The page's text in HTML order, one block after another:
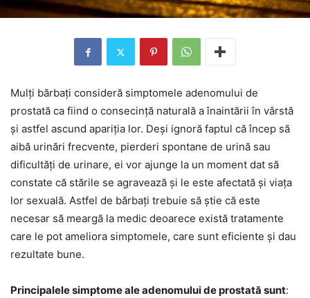
Mulți bărbați consideră simptomele adenomului de
prostată ca fiind o consecință naturală a înaintării în vârstă
și astfel ascund apariția lor. Deși ignoră faptul că încep să
aibă urinări frecvente, pierderi spontane de urină sau
dificultăți de urinare, ei vor ajunge la un moment dat să
constate că stările se agravează și le este afectată și viața
lor sexuală. Astfel de bărbați trebuie să știe că este
necesar să meargă la medic deoarece există tratamente
care le pot ameliora simptomele, care sunt eficiente și dau
rezultate bune.
Principalele simptome ale adenomului de prostată sunt: